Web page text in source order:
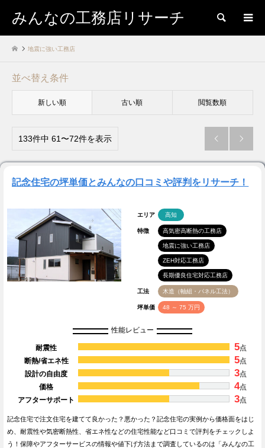
みんなの工務店リサーチ 検索
地震に強い工務店
並べ替え条件
新しい順 古い順 閲覧数順
133件中 61〜72件を表示  
記念住宅の坪単価とみんなの口コミや評判をリサーチ！
エリア 高知
特徴 高気密高断熱の工務店
地震に強い工務店
ZEH対応工務店
長期優良住宅対応工務店
工法 木造（軸組・パネル工法）
坪単価 48 ～ 75 万円
性能レビュー
耐震性 5点
断熱/省エネ性
5点
設計の自由度
3点
価格
4点
アフターサポート
3点
記念住宅で注文住宅を建てて良かった？悪かった？記念住宅の実例から価格面をはじ
め、耐震性や気密断熱性、省エネ性などの住宅性能など口コミで評判をチェックしよ
う！保障やアフターサービスの情報や値下げ方法まで調査しているのは「みんなの工